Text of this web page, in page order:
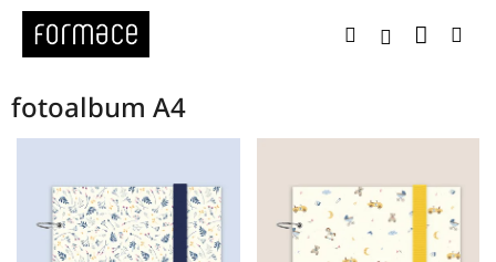
Přejít
obsah
HledatPřihlášení
fotoalbum A4
V